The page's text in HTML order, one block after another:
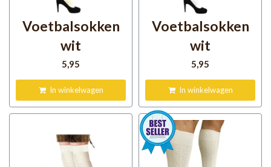
Voetbalsokken
wit
5,95
In winkelwagen
Voetbalsokken
wit
5,95
In winkelwagen